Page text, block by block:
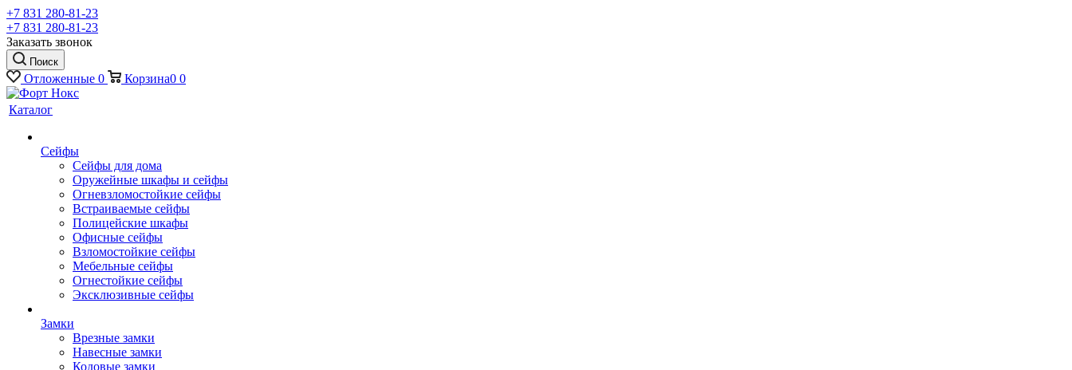
+7 831 280-81-23
+7 831 280-81-23
Заказать звонок
Поиск
Отложенные 0 Корзина0 0
Каталог
Сейфы
Сейфы для дома
Оружейные шкафы и сейфы
Огневзломостойкие сейфы
Встраиваемые сейфы
Полицейские шкафы
Офисные сейфы
Взломостойкие сейфы
Мебельные сейфы
Огнестойкие сейфы
Эксклюзивные сейфы
Замки
Врезные замки
Навесные замки
Кодовые замки